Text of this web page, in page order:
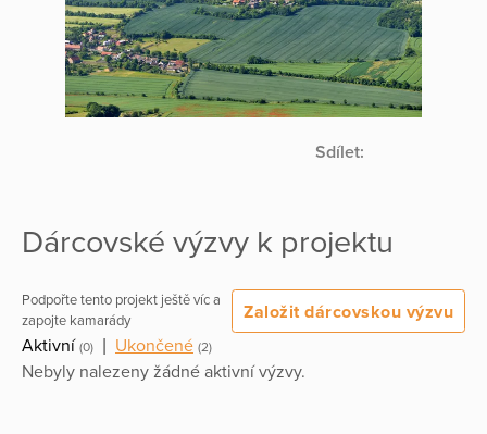
Sdílet:
Dárcovské výzvy k projektu
Podpořte tento projekt ještě víc a
zapojte kamarády
Založit dárcovskou výzvu
Aktivní (0) Ukončené (2)
Nebyly nalezeny žádné aktivní výzvy.